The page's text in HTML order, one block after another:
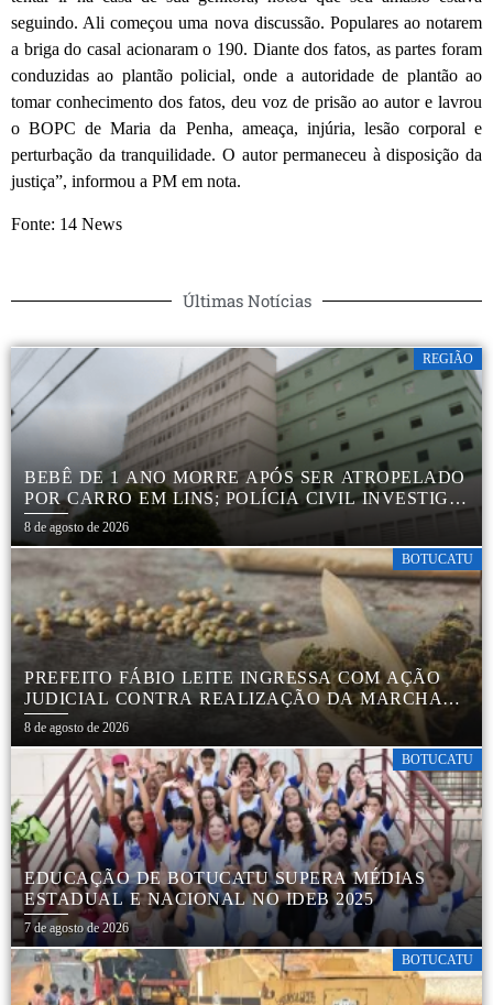
seguindo. Ali começou uma nova discussão. Populares ao notarem
a briga do casal acionaram o 190. Diante dos fatos, as partes foram
conduzidas ao plantão policial, onde a autoridade de plantão ao
tomar conhecimento dos fatos, deu voz de prisão ao autor e lavrou
o BOPC de Maria da Penha, ameaça, injúria, lesão corporal e
perturbação da tranquilidade. O autor permaneceu à disposição da
justiça”, informou a PM em nota.
Fonte: 14 News
Últimas Notícias
REGIÃO
BEBÊ DE 1 ANO MORRE APÓS SER ATROPELADO
POR CARRO EM LINS; POLÍCIA CIVIL INVESTIGA
ACIDENTE
8 de agosto de 2026
BOTUCATU
PREFEITO FÁBIO LEITE INGRESSA COM AÇÃO
JUDICIAL CONTRA REALIZAÇÃO DA MARCHA
DA MACONHA EM BOTUCATU
8 de agosto de 2026
BOTUCATU
EDUCAÇÃO DE BOTUCATU SUPERA MÉDIAS
ESTADUAL E NACIONAL NO IDEB 2025
7 de agosto de 2026
BOTUCATU